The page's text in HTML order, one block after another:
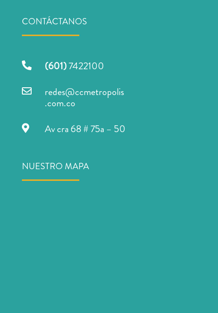
CONTÁCTANOS
 (601)7422100
 redes@ccmetropolis
.com.co
 Av cra 68 # 75a – 50
NUESTRO MAPA